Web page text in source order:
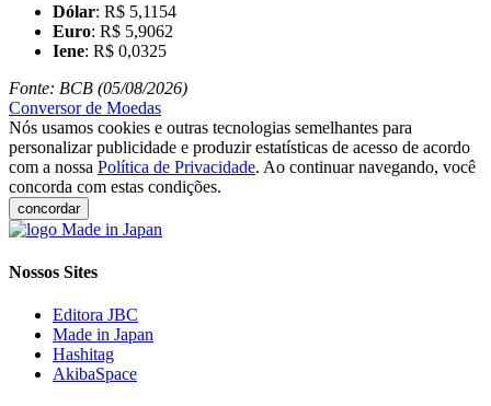
Dólar: R$ 5,1154
Euro: R$ 5,9062
Iene: R$ 0,0325
Fonte: BCB (05/08/2026)
Conversor de Moedas
Nós usamos cookies e outras tecnologias semelhantes para
personalizar publicidade e produzir estatísticas de acesso de acordo
com a nossa Política de Privacidade. Ao continuar navegando, você
concorda com estas condições.
concordar
Nossos Sites
Editora JBC
Made in Japan
Hashitag
AkibaSpace